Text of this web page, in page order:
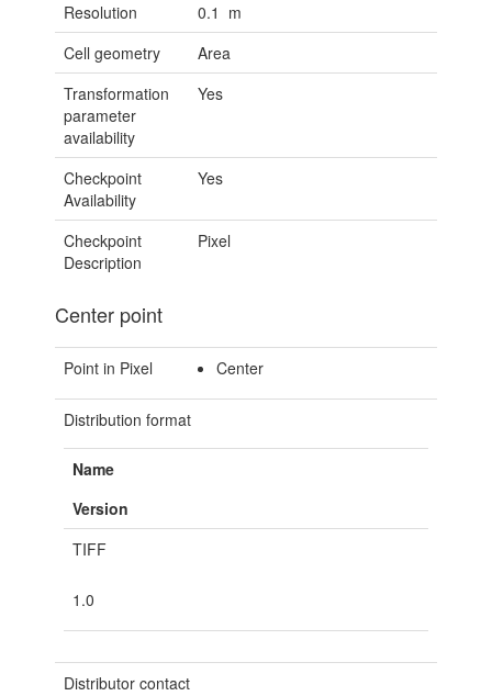
Resolution
0.1 m
Cell geometry
Area
Transformation
parameter
availability
Yes
Checkpoint
Availability
Yes
Checkpoint
Description
Pixel
Center point
Point in Pixel Center
Distribution format
Name
Version
TIFF
1.0
Distributor contact